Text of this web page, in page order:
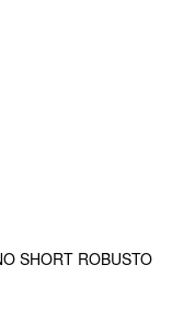
SHORT ROBUSTO